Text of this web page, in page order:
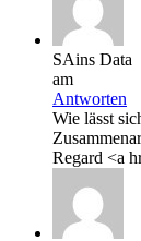
SAins Data
am
Antworten
Wie lässt
Regard <a